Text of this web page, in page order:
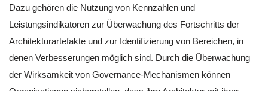
Dazu gehören die Nutzung von Kennzahlen und
Leistungsindikatoren zur Überwachung des Fortschritts der
Architekturartefakte und zur Identifizierung von Bereichen, in
denen Verbesserungen möglich sind. Durch die Überwachung
der Wirksamkeit von Governance-Mechanismen können